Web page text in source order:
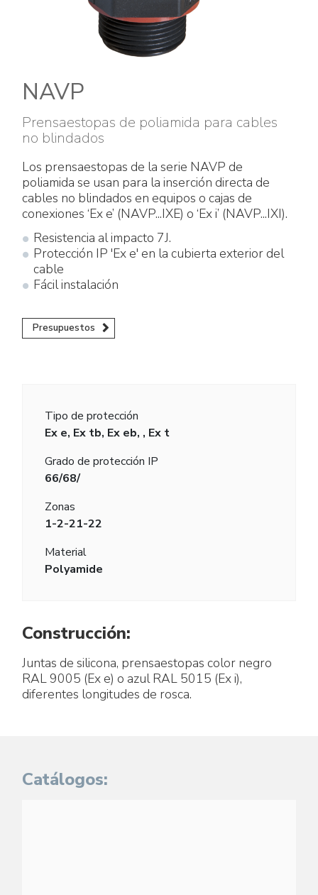
NAVP
Prensaestopas de poliamida para cables
no blindados
Los prensaestopas de la serie NAVP de
poliamida se usan para la inserción directa de
cables no blindados en equipos o cajas de
conexiones ‘Ex e’ (NAVP...IXE) o ‘Ex i’ (NAVP...IXI).
Resistencia al impacto 7J.
Protección IP 'Ex e' en la cubierta exterior del
cable
Fácil instalación
Presupuestos
Tipo de protección
Ex e, Ex tb, Ex eb, , Ex t
Grado de protección IP
66/68/
Zonas
1-2-21-22
Material
Polyamide
Construcción:
Juntas de silicona, prensaestopas color negro
RAL 9005 (Ex e) o azul RAL 5015 (Ex i),
diferentes longitudes de rosca.
Catálogos:
Accesorios eléctricos
Green energy Ex
Aspiradores
Serie estanca
Instrucciones Tecnicas
Energías renovables
Política empresarial
Trabaja con nosotros
Hazte distribuidor nuestro
Reference list
Entrevistas y prensa